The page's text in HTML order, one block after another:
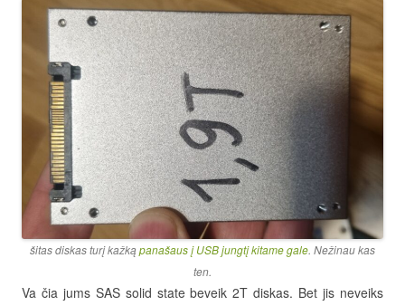
šitas diskas turį kažką panašaus į USB jungtį kitame gale. Nežinau kas
ten.
Va čia jums SAS solid state beveik 2T diskas. Bet jis neveiks